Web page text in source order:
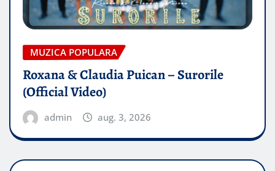
MUZICA POPULARA
Roxana & Claudia Puican – Surorile
(Official Video)
admin aug. 3, 2026